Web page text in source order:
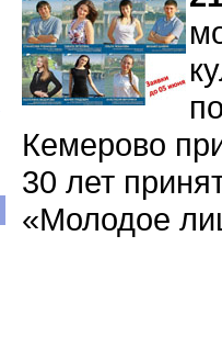
Кемерово
30 лет
«Молодое